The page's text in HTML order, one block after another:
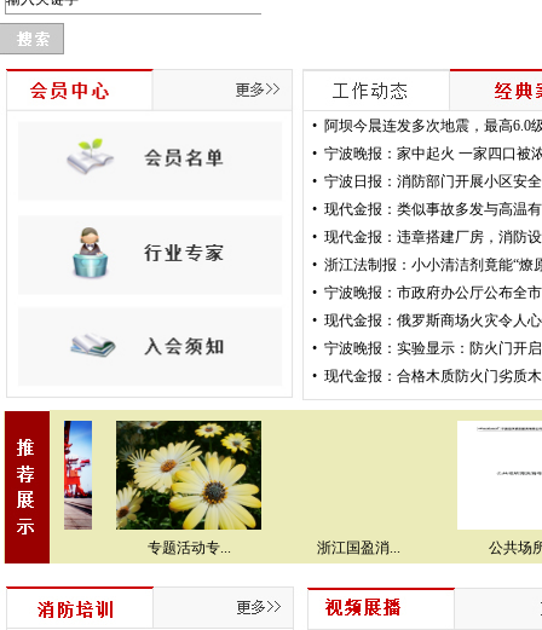
• 阿坝今晨连发多次地震，最高6.0
• 宁波晚报：家中起火 一家四口被
• 宁波日报：消防部门开展小区安
• 现代金报：类似事故多发与高温
• 现代金报：违章搭建厂房，消防
• 浙江法制报：小小清洁剂竟能“燎
• 宁波晚报：市政府办公厅公布全
• 现代金报：俄罗斯商场火灾令人
• 宁波晚报：实验显示：防火门开
• 现代金报：合格木质防火门劣质
专题活动专... 浙江国盈消... 公共场所